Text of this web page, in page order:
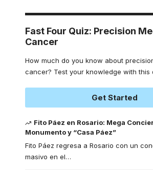
Fast Four Quiz: Precision
Cancer
How much do you know about
cancer? Test your knowledge with this
Get Started
Fito Páez en Rosario: Mega
Monumento y “Casa Páez”
Fito Páez regresa a Rosario con un
masivo en el…